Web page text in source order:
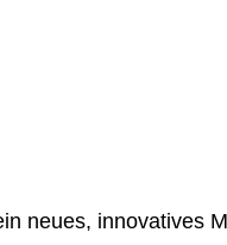
neues, innovatives